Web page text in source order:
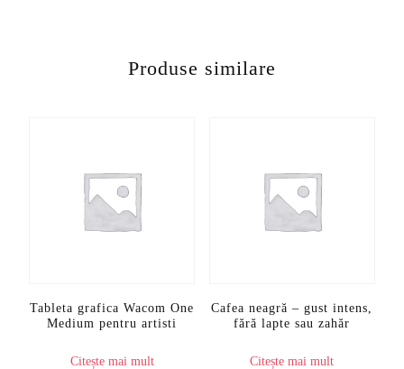
Produse similare
Tableta grafica Wacom One
Medium pentru artisti
Citește mai mult
Cafea neagră – gust intens,
fără lapte sau zahăr
Citește mai mult